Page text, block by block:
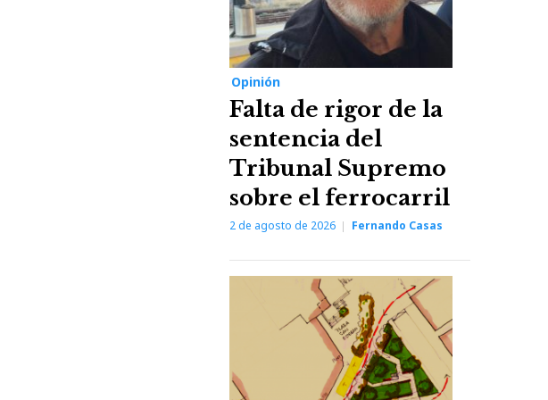
Opinión
Falta de rigor de la
sentencia del
Tribunal Supremo
sobre el ferrocarril
2 de agosto de 2026 Fernando Casas